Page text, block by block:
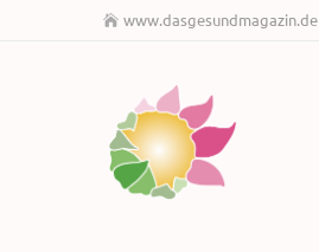
www.dasgesundmagazin.de